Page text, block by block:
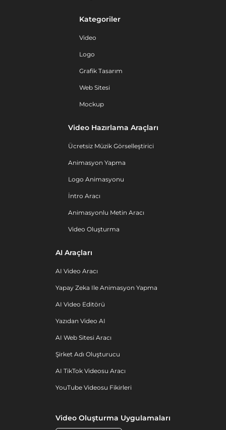
Kategoriler
Video
Logo
Grafik Tasarım
Web Sitesi
Mockup
Video Hazırlama Araçları
Ücretsiz Müzik Görselleştirici
Animasyon Yapma
Logo Animasyonu
İntro Aracı
Animasyonlu Metin Aracı
Video Oluşturma
AI Araçları
AI Video Aracı
Yapay Zeka Ile Animasyon Yapma
AI Video Editörü
Yazıdan Video AI
AI Web Sitesi Aracı
Şirket Adı Oluşturucu
AI TikTok Videosu Aracı
YouTube Videosu Fikirleri
Video Oluşturma Uygulamaları